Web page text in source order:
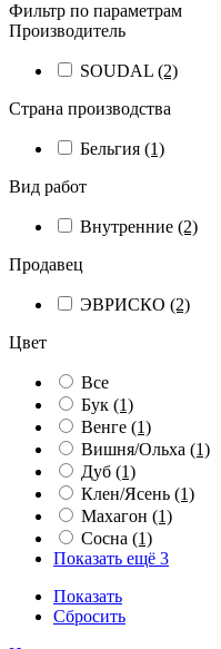
Фильтр по параметрам
Производитель
SOUDAL (2)
Страна производства
Бельгия (1)
Вид работ
Внутренние (2)
Продавец
ЭВРИСКО (2)
Цвет
Все
Бук (1)
Венге (1)
Вишня/Ольха (1)
Дуб (1)
Клен/Ясень (1)
Махагон (1)
Сосна (1)
Показать ещё 3
Показать
Сбросить